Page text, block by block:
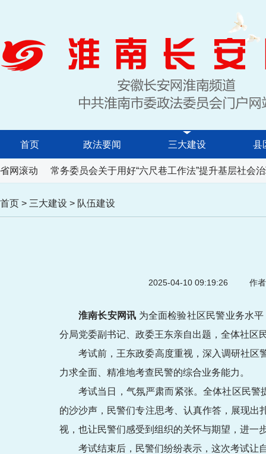
首页 政法要闻 三大建设 县
省网滚动
代表大会常务委员会关于用好“六尺巷工作法”提升基层社会治
首页 > 三大建设 > 队伍建设
2025-04-10 09:19:26 作
淮南长安网讯 为全面检验社区民警业务水
分局党委副书记、政委王东亲自出题，全体社区
考试前，王东政委高度重视，深入调研社区
力求全面、精准地考查民警的综合业务能力。
考试当日，气氛严肃而紧张。全体社区民警
的沙沙声，民警们专注思考、认真作答，展现
视，也让民警们感受到组织的关怀与期望，进一
考试结束后，民警们纷纷表示，这次考试让